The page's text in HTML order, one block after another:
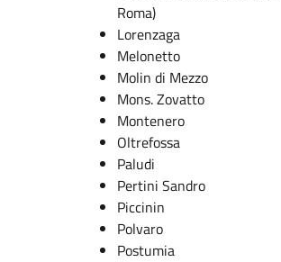
Roma)
Lorenzaga
Melonetto
Molin di Mezzo
Mons. Zovatto
Montenero
Oltrefossa
Paludi
Pertini Sandro
Piccinin
Polvaro
Postumia